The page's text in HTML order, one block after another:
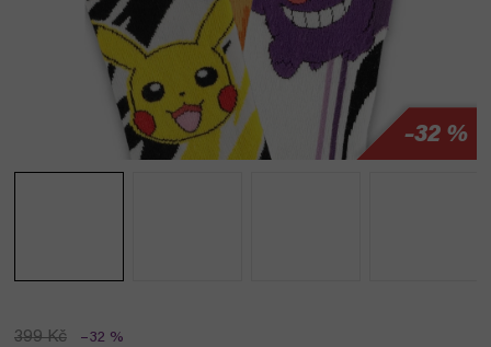
–32 %
399 Kč –32 %